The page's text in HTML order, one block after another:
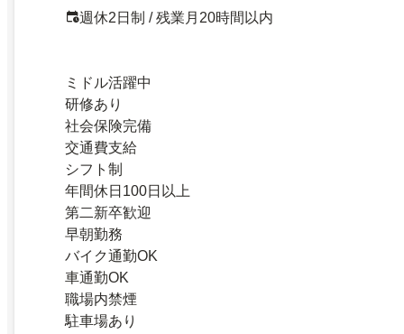
週休2日制 / 残業月20時間以内
ミドル活躍中
研修あり
社会保険完備
交通費支給
シフト制
年間休日100日以上
第二新卒歓迎
早朝勤務
バイク通勤OK
車通勤OK
職場内禁煙
駐車場あり